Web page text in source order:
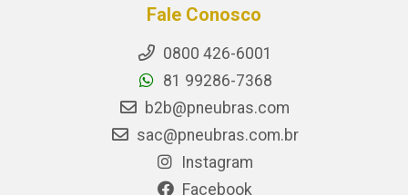
Fale Conosco
0800 426-6001
81 99286-7368
b2b@pneubras.com
sac@pneubras.com.br
Instagram
Facebook